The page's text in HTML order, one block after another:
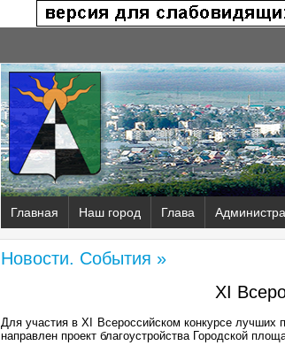
Главная Наш город Глава
Новости. События »
XI
Для участия в XI Всероссийском конкурсе лучших
направлен проект благоустройства Городской